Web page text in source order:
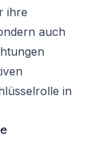
ihre
auch
in